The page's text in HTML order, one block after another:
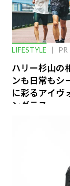
LIFESTYLE PR
ハリー杉山の
ンも日常もシ
に彩るアイヴ
ングラス